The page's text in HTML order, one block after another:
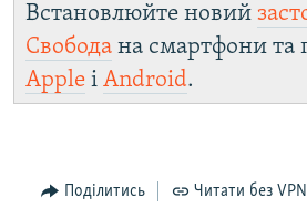
Встановлюйте новий
Свобода на смартфони та
Apple і Android.
Поділитись Читати без VPN